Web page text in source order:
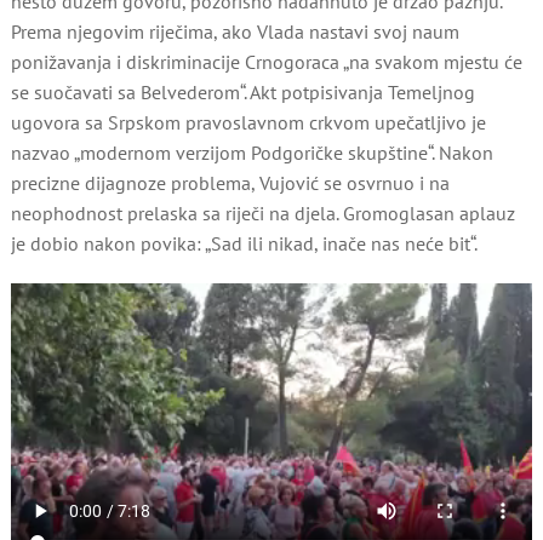
Prema njegovim riječima, ako Vlada nastavi svoj naum
ponižavanja i diskriminacije Crnogoraca „na svakom mjestu će
se suočavati sa Belvederom“. Akt potpisivanja Temeljnog
ugovora sa Srpskom pravoslavnom crkvom upečatljivo je
nazvao „modernom verzijom Podgoričke skupštine“. Nakon
precizne dijagnoze problema, Vujović se osvrnuo i na
neophodnost prelaska sa riječi na djela. Gromoglasan aplauz
je dobio nakon povika: „Sad ili nikad, inače nas neće bit“.